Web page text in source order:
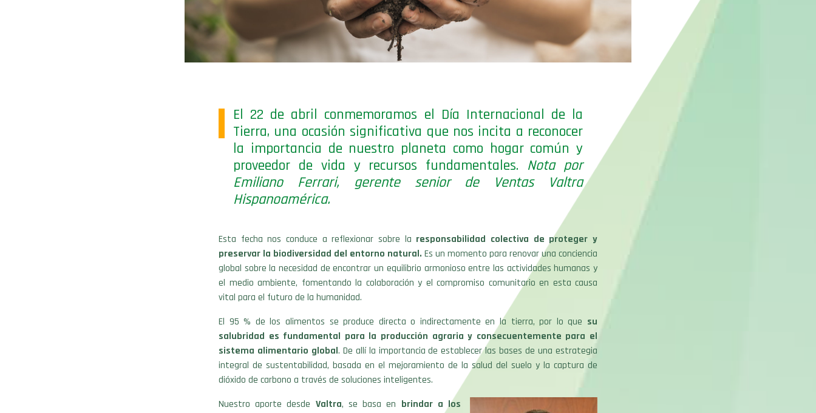
El 22 de abril conmemoramos el Día Internacional de la
Tierra, una ocasión significativa que nos incita a reconocer
la importancia de nuestro planeta como hogar común y
proveedor de vida y recursos fundamentales. Nota por
Emiliano Ferrari, gerente senior de Ventas Valtra
Hispanoamérica.
Esta fecha nos conduce a reflexionar sobre la responsabilidad colectiva de proteger y
preservar la biodiversidad del entorno natural. Es un momento para renovar una conciencia
global sobre la necesidad de encontrar un equilibrio armonioso entre las actividades humanas y
el medio ambiente, fomentando la colaboración y el compromiso comunitario en esta causa
vital para el futuro de la humanidad.
El 95 % de los alimentos se produce directa o indirectamente en la tierra, por lo que su
salubridad es fundamental para la producción agraria y consecuentemente para el
sistema alimentario global. De allí la importancia de establecer las bases de una estrategia
integral de sustentabilidad, basada en el mejoramiento de la salud del suelo y la captura de
dióxido de carbono a través de soluciones inteligentes.
Nuestro aporte desde Valtra, se basa en brindar a los